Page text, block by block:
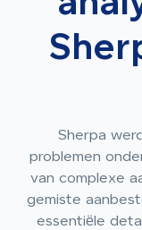
Sherpa
problemen
van complexe
gemiste
essentiële